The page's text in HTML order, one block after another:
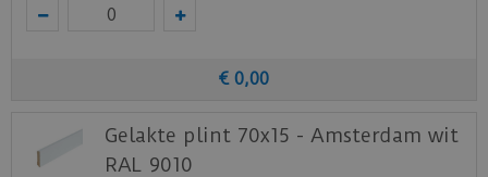
€ 0,00
Gelakte plint 70x15 - Amsterdam wit
RAL 9010